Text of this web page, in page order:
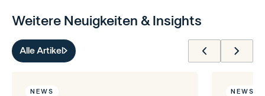
Weitere Neuigkeiten & Insights
Alle Artikel
NEWS NEWS